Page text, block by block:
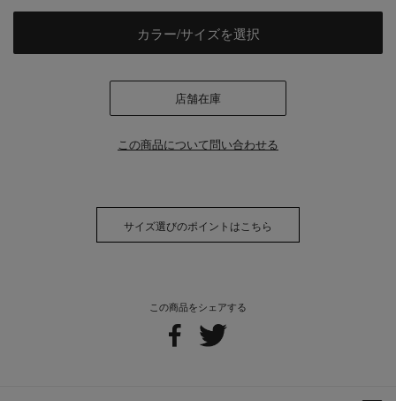
この商品をシェアする
カラー/サイズを選択
店舗在庫
この商品について問い合わせる
サイズ選びのポイントはこちら